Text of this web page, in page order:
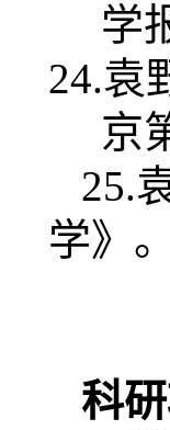
学
24.袁
京
25.
学》。
科